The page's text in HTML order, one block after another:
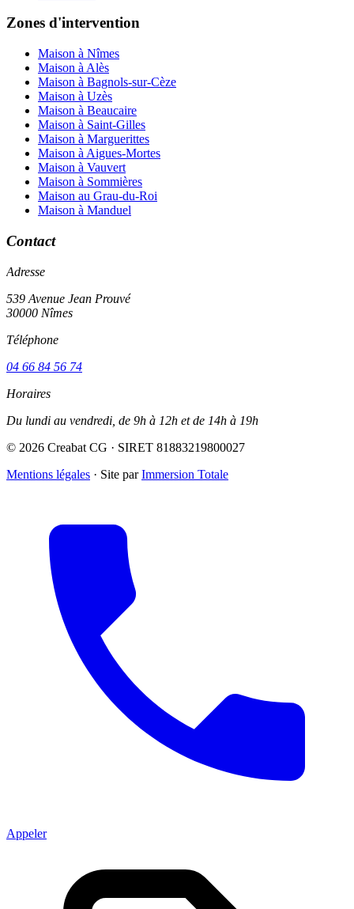
Zones d'intervention
Maison à Nîmes
Maison à Alès
Maison à Bagnols-sur-Cèze
Maison à Uzès
Maison à Beaucaire
Maison à Saint-Gilles
Maison à Marguerittes
Maison à Aigues-Mortes
Maison à Vauvert
Maison à Sommières
Maison au Grau-du-Roi
Maison à Manduel
Contact
Adresse
539 Avenue Jean Prouvé
30000 Nîmes
Téléphone
04 66 84 56 74
Horaires
Du lundi au vendredi, de 9h à 12h et de 14h à 19h
© 2026 Creabat CG · SIRET 81883219800027
Mentions légales · Site parImmersion Totale
Appeler